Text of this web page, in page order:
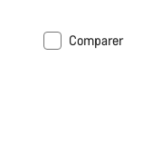
Comparer